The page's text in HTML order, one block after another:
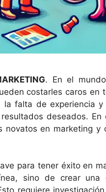
. En el
costarles caros
falta de experiencia
deseados.
novatos en marketing
para tener éxito en
sino de crear